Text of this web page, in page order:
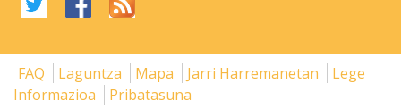
FAQ Laguntza Mapa Jarri Harremanetan
Lege
Informazioa
Pribatasuna